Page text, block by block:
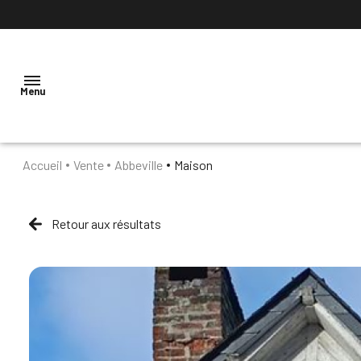
Menu
NOTRE
AGENCE
VENTES
Accueil Vente Abbeville Maison
Retour aux résultats